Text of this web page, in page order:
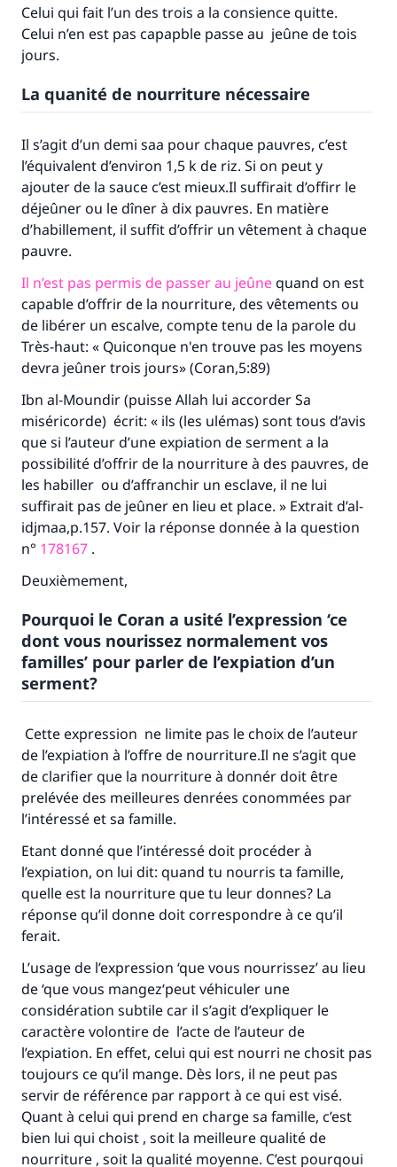
Celui qui fait l’un des trois a la consience quitte.
Celui n’en est pas capapble passe au jeûne de tois
jours.
La quanité de nourriture nécessaire
Il s’agit d’un demi saa pour chaque pauvres, c’est
l’équivalent d’environ 1,5 k de riz. Si on peut y
ajouter de la sauce c’est mieux.Il suffirait d’offirr le
déjeûner ou le dîner à dix pauvres. En matière
d’habillement, il suffit d’offrir un vêtement à chaque
pauvre.
Il n’est pas permis de passer au jeûnequand on est
capable d’offrir de la nourriture, des vêtements ou
de libérer un escalve, compte tenu de la parole du
Très-haut: « Quiconque n'en trouve pas les moyens
devra jeûner trois jours» (Coran,5:89)
Ibn al-Moundir (puisse Allah lui accorder Sa
miséricorde) écrit: « ils (les ulémas) sont tous d’avis
que si l’auteur d’une expiation de serment a la
possibilité d’offrir de la nourriture à des pauvres, de
les habiller ou d’affranchir un esclave, il ne lui
suffirait pas de jeûner en lieu et place. » Extrait d’al-
idjmaa,p.157. Voir la réponse donnée à la question
n° 178167 .
Deuxièmement,
Pourquoi le Coran a usité l’expression ‘ce
dont vous nourissez normalement vos
familles’ pour parler de l’expiation d’un
serment?
Cette expression ne limite pas le choix de l’auteur
de l’expiation à l’offre de nourriture.Il ne s’agit que
de clarifier que la nourriture à donnér doit être
prelévée des meilleures denrées conommées par
l’intéressé et sa famille.
Etant donné que l’intéressé doit procéder à
l’expiation, on lui dit: quand tu nourris ta famille,
quelle est la nourriture que tu leur donnes? La
réponse qu’il donne doit correspondre à ce qu’il
ferait.
L’usage de l’expression ‘que vous nourrissez’ au lieu
de ‘que vous mangez‘peut véhiculer une
considération subtile car il s’agit d’expliquer le
caractère volontire de l’acte de l’auteur de
l’expiation. En effet, celui qui est nourri ne chosit pas
toujours ce qu’il mange. Dès lors, il ne peut pas
servir de référence par rapport à ce qui est visé.
Quant à celui qui prend en charge sa famille, c’est
bien lui qui choist , soit la meilleure qualité de
nourriture , soit la qualité moyenne. C’est pourqoui
Faites une différence dans la vie de
millions de personnes grâce à votre